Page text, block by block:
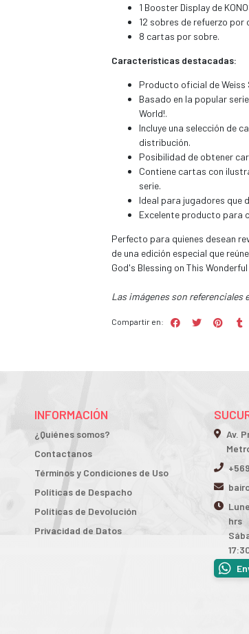
1 Booster Display de
12 sobres de refuerzo por
8 cartas por sobre.
Características destacadas:
Producto oficial de Weiss
Basado en la popular
World!.
Incluye una selección de
distribución.
Posibilidad de obtener
Contiene cartas con
serie.
Ideal para jugadores que
Excelente producto para
Perfecto para quienes desean
de una edición especial que
God's Blessing on This Wonderful
Las imágenes son
Compartir en:
INFORMACIÓN
¿Quiénes somos?
Contactanos
Términos y Condiciones de Uso
Políticas de Despacho
Políticas de Devolución
Privacidad de Datos
Av.
hrs